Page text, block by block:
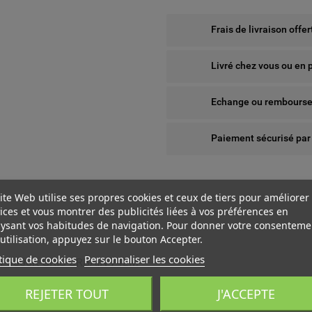
Frais de livraison
Livré chez vous ou
Echange ou
Paiement sécurisé
3000K GRIS URBAIN 74LM
WISHLISTS
UNE LISTE D'ENVIES
Web utilise ses propres cookies et ceux de tiers pour améliorer
et vous montrer des publicités liées à vos préférences en
vos habitudes de navigation. Pour donner votre
appuyez sur le bouton Accepter.
de cookies Personnaliser les cookies
REJETER TOUT J'ACCEPTE